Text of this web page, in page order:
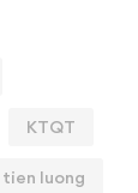
KTQT
tien luong